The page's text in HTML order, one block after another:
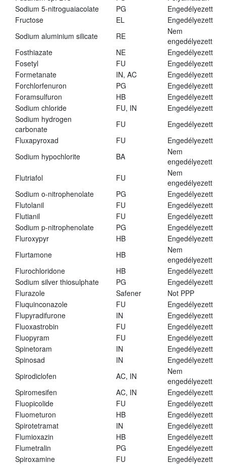
Sodium 5-nitroguaiacolate
PG
Engedélyezett
Fructose
EL
Engedélyezett
Sodium aluminium silicate
RE
Nem
engedélyezett
Fosthiazate
NE
Engedélyezett
Fosetyl
FU
Engedélyezett
Formetanate
IN, AC
Engedélyezett
Forchlorfenuron
PG
Engedélyezett
Foramsulfuron
HB
Engedélyezett
Sodium chloride
FU, IN
Engedélyezett
Sodium hydrogen
carbonate
FU
Engedélyezett
Fluxapyroxad
FU
Engedélyezett
Sodium hypochlorite
BA
Nem
engedélyezett
Flutriafol
FU
Nem
engedélyezett
Sodium o-nitrophenolate
PG
Engedélyezett
Flutolanil
FU
Engedélyezett
Flutianil
FU
Engedélyezett
Sodium p-nitrophenolate
PG
Engedélyezett
Fluroxypyr
HB
Engedélyezett
Flurtamone
HB
Nem
engedélyezett
Flurochloridone
HB
Engedélyezett
Sodium silver thiosulphate
PG
Engedélyezett
Flurazole
Safener
Not PPP
Fluquinconazole
FU
Engedélyezett
Flupyradifurone
IN
Engedélyezett
Fluoxastrobin
FU
Engedélyezett
Fluopyram
FU
Engedélyezett
Spinetoram
IN
Engedélyezett
Spinosad
IN
Engedélyezett
Spirodiclofen
AC, IN
Nem
engedélyezett
Spiromesifen
AC, IN
Engedélyezett
Fluopicolide
FU
Engedélyezett
Fluometuron
HB
Engedélyezett
Spirotetramat
IN
Engedélyezett
Flumioxazin
HB
Engedélyezett
Flumetralin
PG
Engedélyezett
Spiroxamine
FU
Engedélyezett